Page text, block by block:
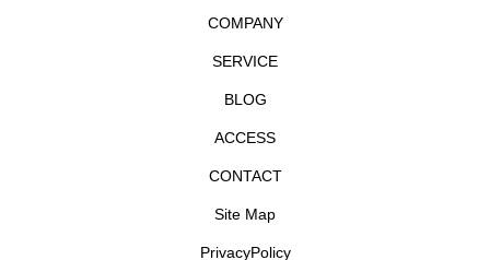
COMPANY
SERVICE
BLOG
ACCESS
CONTACT
Site Map
PrivacyPolicy